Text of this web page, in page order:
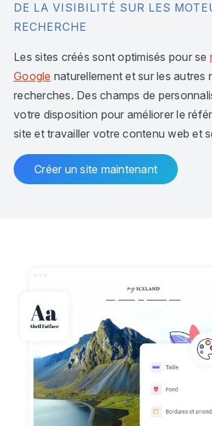
DE LA VISIBILITÉ SUR LES
RECHERCHE
Les sites créés sont optimisés pour se
Google naturellement et sur les autres
recherches. Des champs de
votre disposition pour améliorer le
site et travailler votre contenu web et
Créer un site maintenant